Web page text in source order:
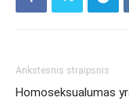
Ankstesnis straipsnis
Homoseksualumas